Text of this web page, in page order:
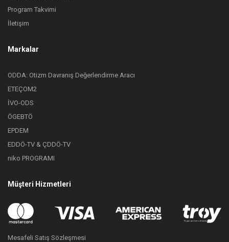
Program Takvimi
İletişim
Markalar
ODDA: Otizm Davranış Değerlendirme Aracı
ETEÇOM2
İVO-ODS
ÖGEBTÖ
EPDEM
EDDÖ-TV & ÇDDÖ-TV
niko PROGRAMI
Müşteri Hizmetleri
Mesafeli Satış Sözleşmesi